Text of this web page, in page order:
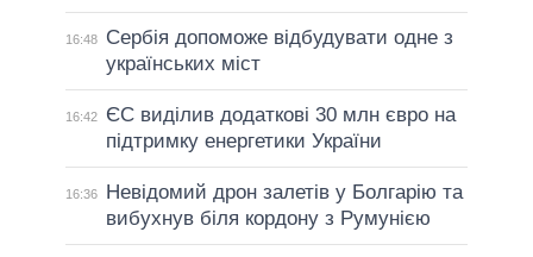
16:48
Сербія допоможе відбудувати одне з
українських міст
16:42
ЄС виділив додаткові 30 млн євро на
підтримку енергетики України
16:36
Невідомий дрон залетів у Болгарію та
вибухнув біля кордону з Румунією